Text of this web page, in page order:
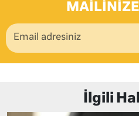
İlgili